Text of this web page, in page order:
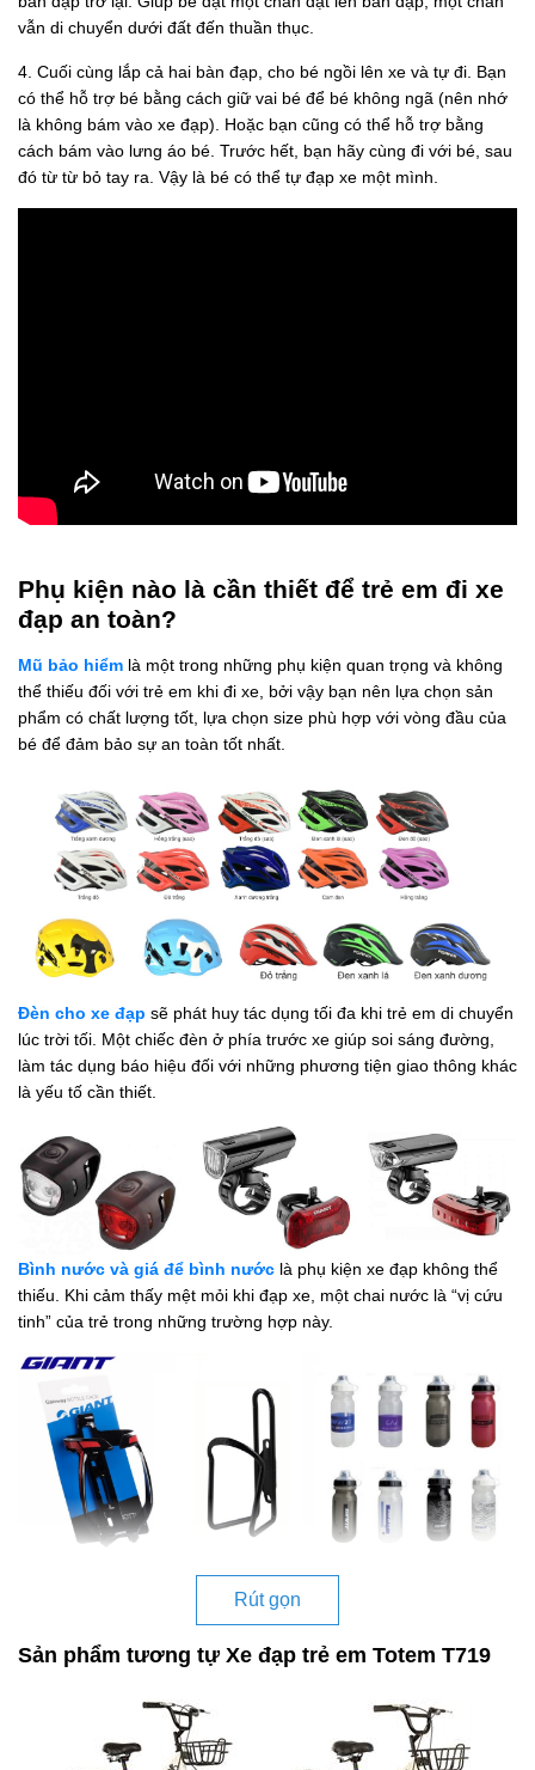
vẫn di chuyển dưới đất đến thuần thục.
4. Cuối cùng lắp cả hai bàn đạp, cho bé ngồi lên xe và tự đi. Bạn
có thể hỗ trợ bé bằng cách giữ vai bé để bé không ngã (nên nhớ
là không bám vào xe đạp). Hoặc bạn cũng có thể hỗ trợ bằng
cách bám vào lưng áo bé. Trước hết, bạn hãy cùng đi với bé, sau
đó từ từ bỏ tay ra. Vậy là bé có thể tự đạp xe một mình.
Phụ kiện nào là cần thiết để trẻ em đi xe
đạp an toàn?
Mũ bảo hiểm là một trong những phụ kiện quan trọng và không
thể thiếu đối với trẻ em khi đi xe, bởi vậy bạn nên lựa chọn sản
phẩm có chất lượng tốt, lựa chọn size phù hợp với vòng đầu của
bé để đảm bảo sự an toàn tốt nhất.
Đèn cho xe đạp sẽ phát huy tác dụng tối đa khi trẻ em di chuyển
lúc trời tối. Một chiếc đèn ở phía trước xe giúp soi sáng đường,
làm tác dụng báo hiệu đối với những phương tiện giao thông khác
là yếu tố cần thiết.
Bình nước và giá để bình nước là phụ kiện xe đạp không thể
thiếu. Khi cảm thấy mệt mỏi khi đạp xe, một chai nước là “vị cứu
tinh” của trẻ trong những trường hợp này.
Rút gọn
Sản phẩm tương tự Xe đạp trẻ em Totem T719